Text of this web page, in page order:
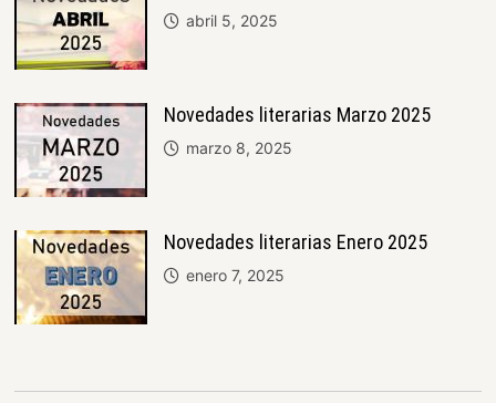
abril 5, 2025
Novedades literarias Marzo 2025
marzo 8, 2025
Novedades literarias Enero 2025
enero 7, 2025